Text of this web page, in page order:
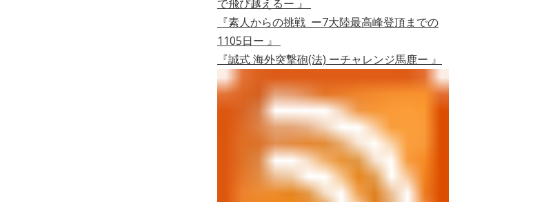
で飛び越えるー 』
『素人からの挑戦 ー7大陸最高峰登頂までの
1105日ー 』
『誠式 海外突撃砲(法) ーチャレンジ馬鹿ー 』